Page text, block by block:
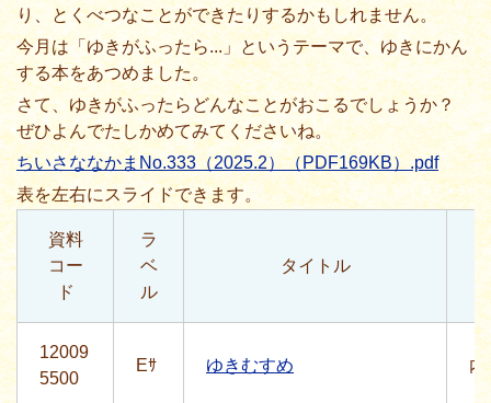
り、とくべつなことができたりするかもしれません。
今月は「ゆきがふったら...」というテーマで、ゆきにかん
する本をあつめました。
さて、ゆきがふったらどんなことがおこるでしょうか？
ぜひよんでたしかめてみてくださいね。
ちいさななかまNo.333（2025.2）（PDF169KB）.pdf
資料
コー
ド
ラ
ベ
ル
タイトル
12009
5500
Eｻ ゆきむすめ 内